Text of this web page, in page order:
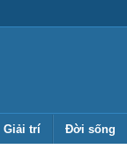
Giải trí Đời sống